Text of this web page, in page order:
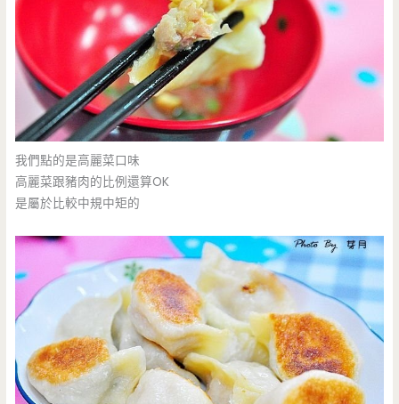
我們點的是高麗菜口味
高麗菜跟豬肉的比例還算OK
是屬於比較中規中矩的